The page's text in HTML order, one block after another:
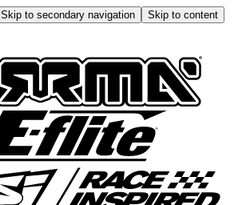
Skip to secondary navigation
Skip to content